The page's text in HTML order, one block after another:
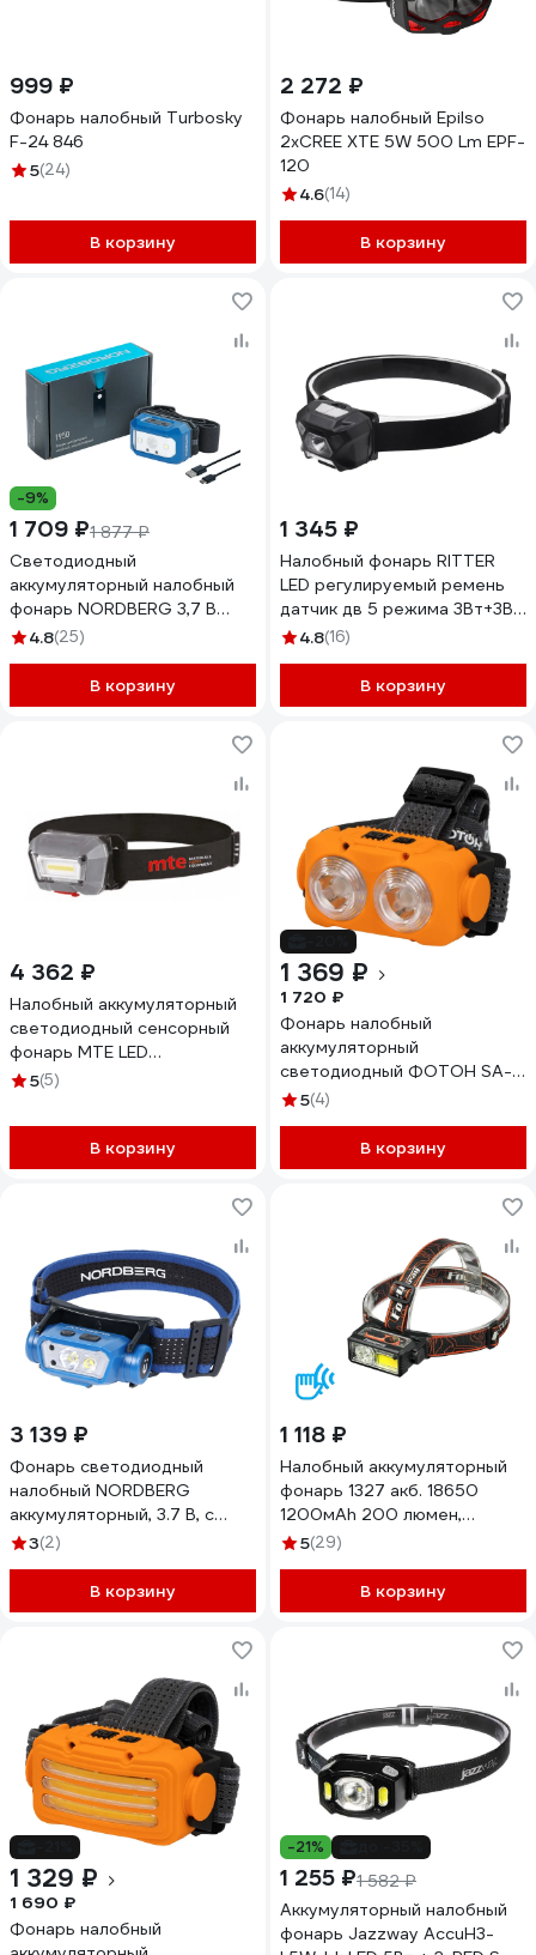
999 ₽
Фонарь налобный Turbosky
F-24 846
5(24)
В корзину
2 272 ₽
Фонарь налобный Epilso
2xCREE XTE 5W 500 Lm EPF-
120
4.6(14)
В корзину
-9%
1 709 ₽1 877 ₽
Светодиодный
аккумуляторный налобный
фонарь NORDBERG 3,7 В
1950
4.8(25)
В корзину
1 345 ₽
Налобный фонарь RITTER
LED регулируемый ремень
датчик дв 5 режима 3Вт+3Вт
1200 мАч 140Лм IP44 56208
4.8(16)
В корзину
4 362 ₽
Налобный аккумуляторный
светодиодный сенсорный
фонарь MTE LED
2827809635
5(5)
В корзину
1 369 ₽
1 720 ₽
Фонарь налобный
аккумуляторный
светодиодный ФОТОН SA-
1950 26150
5(4)
В корзину
3 139 ₽
Фонарь светодиодный
налобный NORDBERG
аккумуляторный, 3.7 В, c
датчиком движения 1953
3(2)
В корзину
1 118 ₽
Налобный аккумуляторный
фонарь 1327 акб. 18650
1200мАh 200 люмен,
цифровой дисплей, сенсор,
5(29)
В корзину
1 329 ₽
1 690 ₽
Фонарь налобный
-21%
1 255 ₽1 582 ₽
Аккумуляторный налобный
фонарь Jazzway AccuH3-